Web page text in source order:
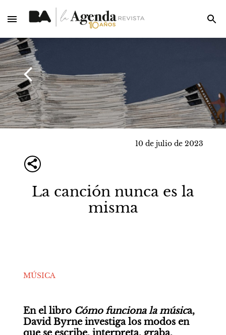
10 de julio de 2023
La canción nunca es la
misma
MÚSICA
En el libro Cómo funciona la música,
David Byrne investiga los modos en